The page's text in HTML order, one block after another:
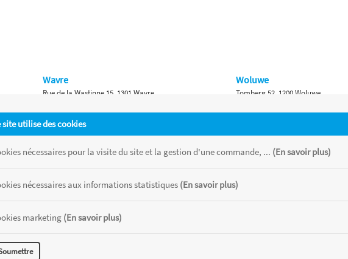
site utilise des cookies
nécessaires pour la visite du site et la gestion d'une commande, ... (En savoir plus)
nécessaires aux informations statistiques (En savoir plus)
marketing (En savoir plus)
Wavre
Rue de la Wastinne 15, 1301 Wavre
Waterloo
Chaussée de Bruxelles 315, 1410 Waterloo
Woluwe
Tomberg 52, 1200 Woluwe
Namur
stocks disponibles de chaque magasin, toutes taxes comprises.